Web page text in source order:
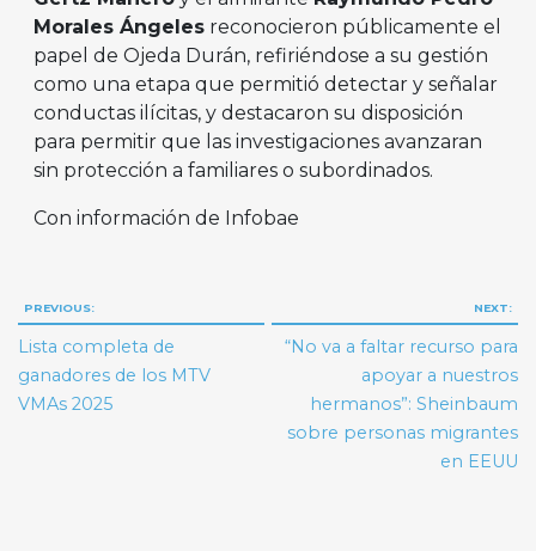
Morales Ángeles reconocieron públicamente el
papel de Ojeda Durán, refiriéndose a su gestión
como una etapa que permitió detectar y señalar
conductas ilícitas, y destacaron su disposición
para permitir que las investigaciones avanzaran
sin protección a familiares o subordinados.
Con información de Infobae
Navegación
de
entradas
PREVIOUS:
Lista completa de
ganadores de los MTV
VMAs 2025
NEXT:
“No va a faltar recurso para
apoyar a nuestros
hermanos”: Sheinbaum
sobre personas migrantes
en EEUU